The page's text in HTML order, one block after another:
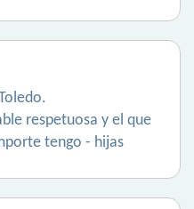
respetuosa y el que
tengo - hijas